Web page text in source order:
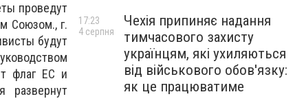
проведут
Союзом., г.
будут
флаг ЕС и
развернут
Чехія припиняє надання
тимчасового захисту
українцям, які ухиляються
від військового обов'язку:
як це працюватиме
17:23
4 серпня